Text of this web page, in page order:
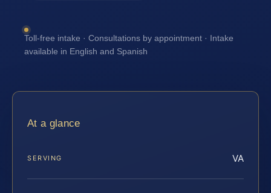
Toll-free intake · Consultations by appointment · Intake
available in English and Spanish
At a glance
SERVING VA